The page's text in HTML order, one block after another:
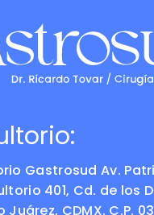
Gastrosud Av.
401, Cd. de los
Juárez, CDMX. C.P.